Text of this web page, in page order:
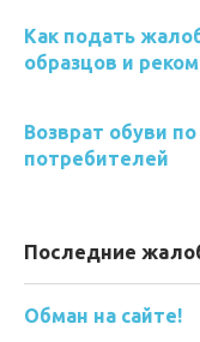
Как подать
образцов и
Возврат обуви
потребителей
Последние
Обман на сайте!